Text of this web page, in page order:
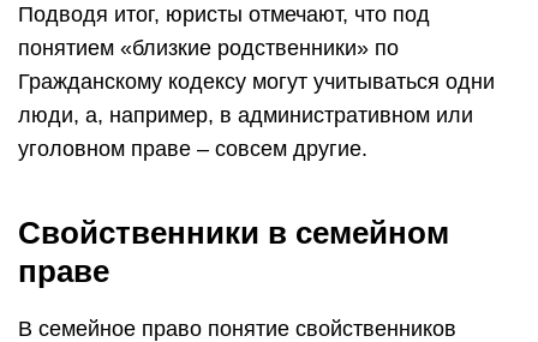
Подводя итог, юристы отмечают, что под
понятием «близкие родственники» по
Гражданскому кодексу могут учитываться одни
люди, а, например, в административном или
уголовном праве – совсем другие.
Свойственники в семейном
праве
В семейное право понятие свойственников